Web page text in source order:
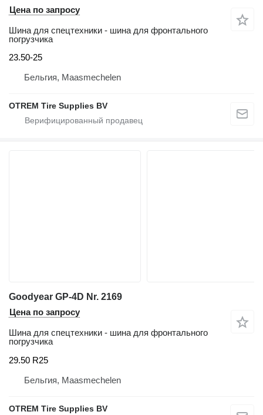
Цена по запросу
Шина для спецтехники - шина для фронтального
погрузчика
23.50-25
Бельгия, Maasmechelen
OTREM Tire Supplies BV
Goodyear GP-4D Nr. 2169
Цена по запросу
Шина для спецтехники - шина для фронтального
погрузчика
29.50 R25
Бельгия, Maasmechelen
OTREM Tire Supplies BV